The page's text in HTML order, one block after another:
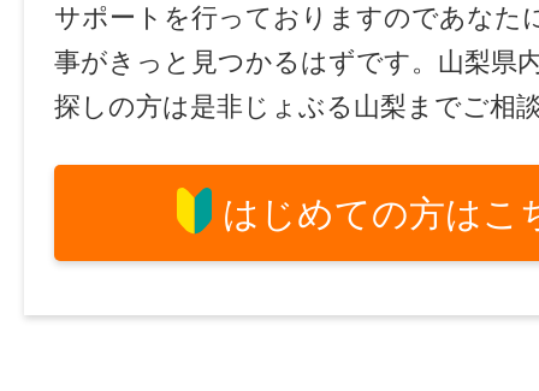
サポートを行っておりますのであなた
事がきっと見つかるはずです。山梨県
探しの方は是非じょぶる山梨までご相
はじめての方はこ